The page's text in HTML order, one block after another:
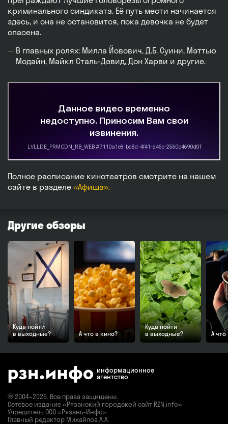
криминального синдиката. Её путь мести начинается
здесь, и она не остановится, пока девочка не будет
спасена.
В главных ролях: Милла Йовович, Д.Б. Суини, Мэттью
Модайн, Майкл Сталь-Дэвид, Дон Харви и другие.
Полное расписание кинотеатров смотрите на нашем
сайте в разделе «Афиша».
Другие обзоры
Куда пойти
в выходные?
А что в кино?
Куда пойти
в выходные?
А что
информационное
агентство
© 2004–2026. Все права защищены.
Сетевое издание «Рязанский городской сайт RZN.info»
Учредитель ООО «Рязань-Инфо»
Главный редактор Михайлов А.А.